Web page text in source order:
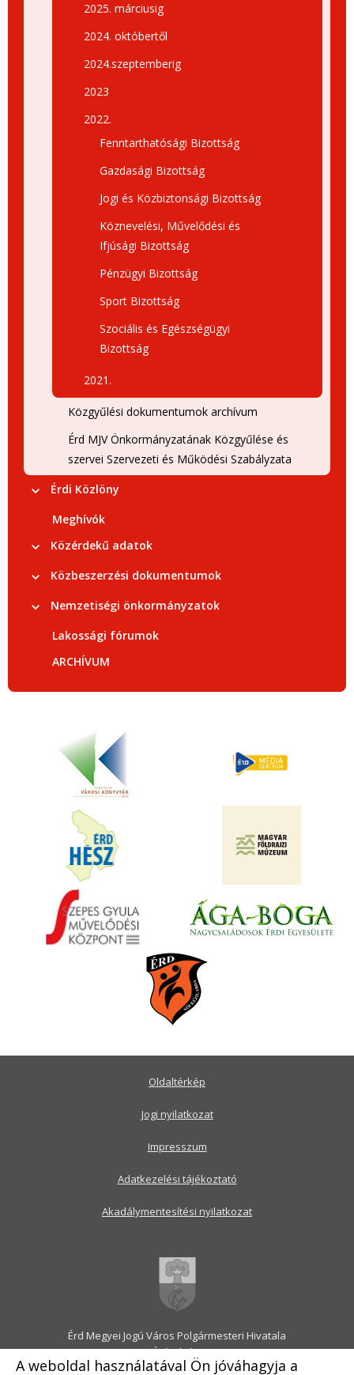
A weboldal használatával Ön jóváhagyja a
2025. márciusig
2024. októbertől
2024.szeptemberig
2023
2022.
Fenntarthatósági Bizottság
Gazdasági Bizottság
Jogi és Közbiztonsági Bizottság
Köznevelési, Művelődési és
Ifjúsági Bizottság
Pénzügyi Bizottság
Sport Bizottság
Szociális és Egészségügyi
Bizottság
2021.
Közgyűlési dokumentumok archívum
Érd MJV Önkormányzatának Közgyűlése és
szervei Szervezeti és Működési Szabályzata
Érdi Közlöny
Meghívók
Közérdekű adatok
Közbeszerzési dokumentumok
Nemzetiségi önkormányzatok
Lakossági fórumok
ARCHÍVUM
Érd Megyei Jogú Város Polgármesteri Hivatala
2030 Érd, Alsó utca 1.
Levélcím: 2031 Érd, Pf.: 31
Oldaltérkép
Jogi nyilatkozat
Impresszum
Adatkezelési tájékoztató
Akadálymentesítési nyilatkozat